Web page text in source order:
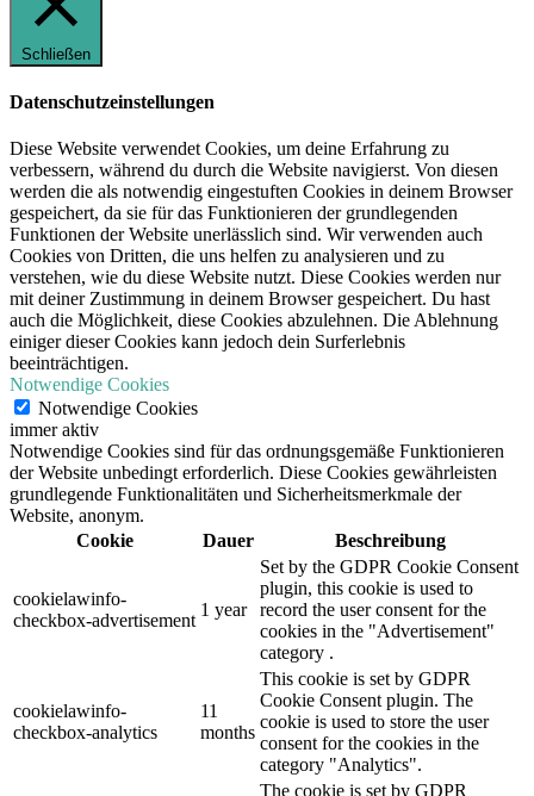
Schließen
Datenschutzeinstellungen
Diese Website verwendet Cookies, um deine Erfahrung zu
verbessern, während du durch die Website navigierst. Von diesen
werden die als notwendig eingestuften Cookies in deinem Browser
gespeichert, da sie für das Funktionieren der grundlegenden
Funktionen der Website unerlässlich sind. Wir verwenden auch
Cookies von Dritten, die uns helfen zu analysieren und zu
verstehen, wie du diese Website nutzt. Diese Cookies werden nur
mit deiner Zustimmung in deinem Browser gespeichert. Du hast
auch die Möglichkeit, diese Cookies abzulehnen. Die Ablehnung
einiger dieser Cookies kann jedoch dein Surferlebnis
beeinträchtigen.
Notwendige Cookies
Notwendige Cookies
immer aktiv
Notwendige Cookies sind für das ordnungsgemäße Funktionieren
der Website unbedingt erforderlich. Diese Cookies gewährleisten
grundlegende Funktionalitäten und Sicherheitsmerkmale der
Website, anonym.
Cookie
Dauer Beschreibung
cookielawinfo-
checkbox-advertisement
1 year
Set by the GDPR Cookie Consent
plugin, this cookie is used to
record the user consent for the
cookies in the "Advertisement"
category .
cookielawinfo-
checkbox-analytics
11
months
This cookie is set by GDPR
Cookie Consent plugin. The
cookie is used to store the user
consent for the cookies in the
category "Analytics".
The cookie is set by GDPR